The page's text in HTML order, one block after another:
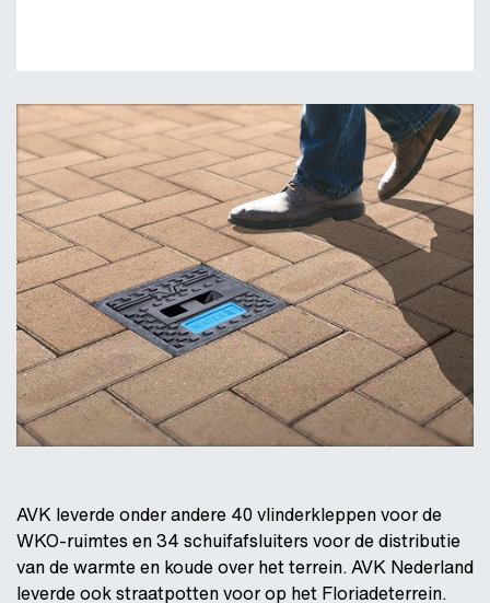
AVK leverde onder andere 40 vlinderkleppen voor de
WKO-ruimtes en 34 schuifafsluiters voor de distributie
van de warmte en koude over het terrein. AVK Nederland
leverde ook straatpotten voor op het Floriadeterrein.